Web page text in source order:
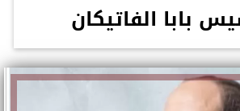
بابا الفاتيكان